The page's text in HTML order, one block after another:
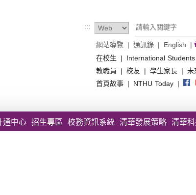
:::
網站導覽 | 通訊錄 | English |
在校生 | International Students
教職員
| 校友 | 學生家長 | 未
首頁故事 | NTHU Today |
通中心 招生專區 校務資訊系統 清華發展策略 清華科